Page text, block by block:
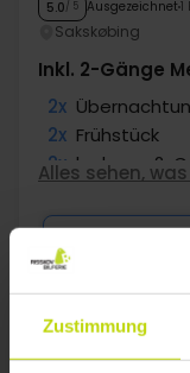
Zustimmung
5.0/ 5 Ausgezeichnet
Sakskøbing
Inkl. 2-Gänge
2x
2x Frühstück
2x leckeres 2-
∞ Gratis
Alles sehen,